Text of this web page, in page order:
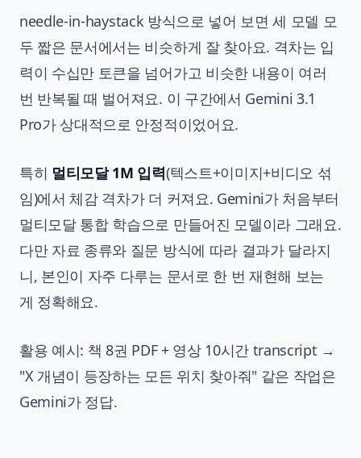
needle-in-haystack 방식으로 넣어 보면 세 모델 모
두 짧은 문서에서는 비슷하게 잘 찾아요. 격차는 입
력이 수십만 토큰을 넘어가고 비슷한 내용이 여러
번 반복될 때 벌어져요. 이 구간에서 Gemini 3.1
Pro가 상대적으로 안정적이었어요.
특히 멀티모달 1M 입력(텍스트+이미지+비디오 섞
임)에서 체감 격차가 더 커져요. Gemini가 처음부터
멀티모달 통합 학습으로 만들어진 모델이라 그래요.
다만 자료 종류와 질문 방식에 따라 결과가 달라지
니, 본인이 자주 다루는 문서로 한 번 재현해 보는
게 정확해요.
활용 예시: 책 8권 PDF + 영상 10시간 transcript →
"X 개념이 등장하는 모든 위치 찾아줘" 같은 작업은
Gemini가 정답.